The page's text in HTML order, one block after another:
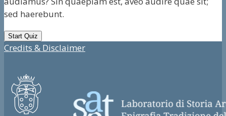
sed haerebunt.
Credits & Disclaimer